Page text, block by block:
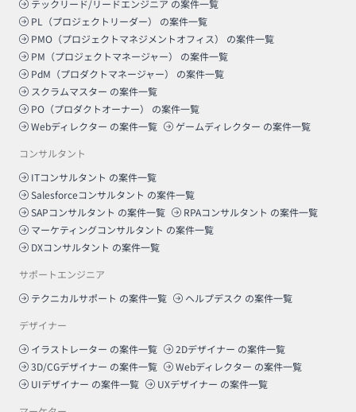
テックリード/リードエンジニア の案件一覧
PL（プロジェクトリーダー）
の案件一覧
PMO（プロジェクトマネジメントオフィス）
の案件一覧
PM（プロジェクトマネージャー）
の案件一覧
PdM（プロダクトマネージャー）
の案件一覧
スクラムマスター の案件一覧
PO（プロダクトオーナー）
の案件一覧
Webディレクター の案件一覧 ゲームディレクター の案件一覧
コンサルタント
ITコンサルタント の案件一覧
Salesforceコンサルタント の案件一覧
SAPコンサルタント の案件一覧 RPAコンサルタント の案件一覧
マーケティングコンサルタント の案件一覧
DXコンサルタント の案件一覧
サポートエンジニア
テクニカルサポート の案件一覧 ヘルプデスク の案件一覧
デザイナー
イラストレーター の案件一覧 2Dデザイナー の案件一覧
3D/CGデザイナー の案件一覧 Webディレクター の案件一覧
UIデザイナー の案件一覧 UXデザイナー の案件一覧